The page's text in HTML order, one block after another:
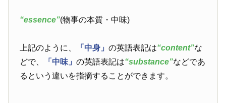
“essence”(物事の本質・中味)
上記のように、 「中身」の英語表記は“content”な
どで、
「中味」の英語表記は“substance”などであ
るという違いを指摘することができます。